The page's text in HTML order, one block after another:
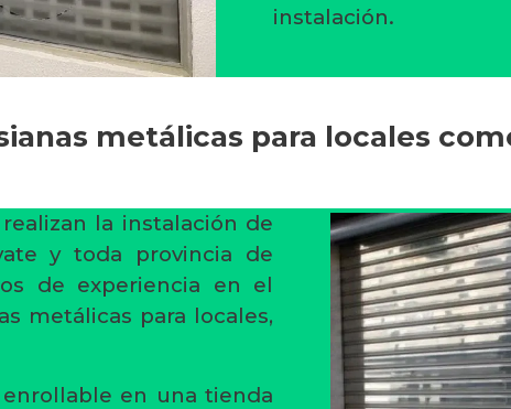
instalación.
metálicas para locales
la instalación de
y toda provincia de
de experiencia en el
metálicas para locales,
en una tienda